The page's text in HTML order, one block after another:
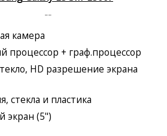
--
камера
процессор + граф.процессор
HD разрешение экрана
стекла и пластика
экран (5")